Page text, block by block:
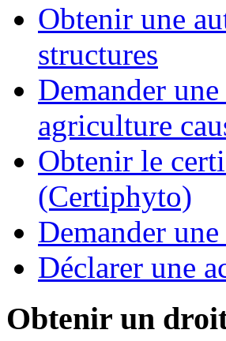
Obtenir une
structures
Demander
agriculture
Obtenir le
(Certiphyto)
Demander
Déclarer une
Obtenir un